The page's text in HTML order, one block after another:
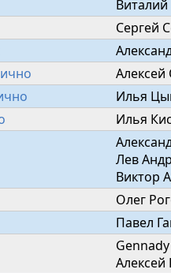
Сергей
Алексей
Илья
Илья
Лев
Виктор
Олег
Павел
Алексей